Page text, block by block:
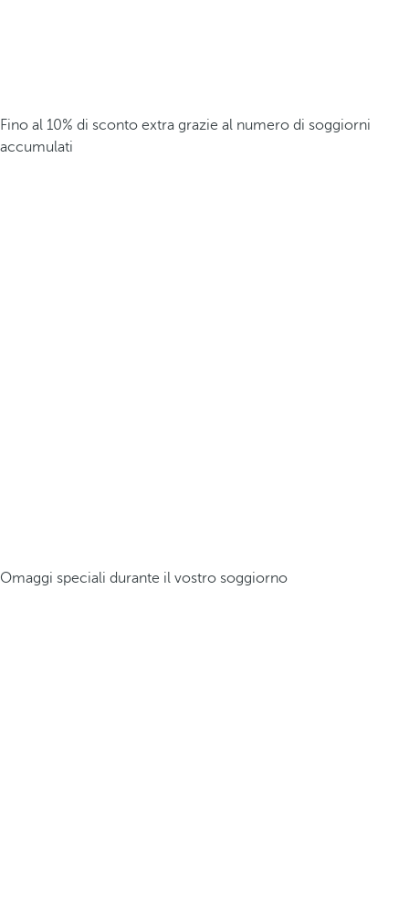
Fino al 10% di sconto extra grazie al numero di soggiorni
accumulati
Omaggi speciali durante il vostro soggiorno